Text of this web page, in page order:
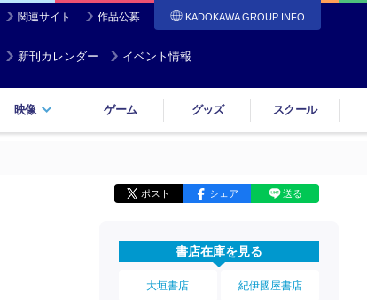
関連サイト 作品公募 KADOKAWA GROUP INFO
新刊カレンダー イベント情報
映像 ゲーム グッズ スクール
ポスト シェア 送る
書店在庫を見る
大垣書店 紀伊國屋書店